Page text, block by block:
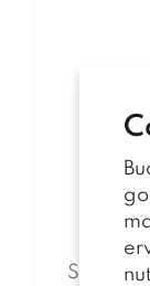
Saunaco